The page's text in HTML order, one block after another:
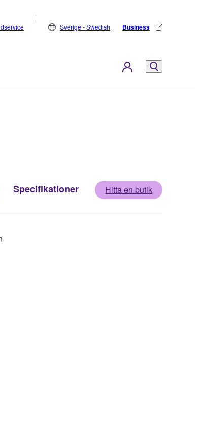
Sverige - Swedish Business
Specifikationer Hitta en butik